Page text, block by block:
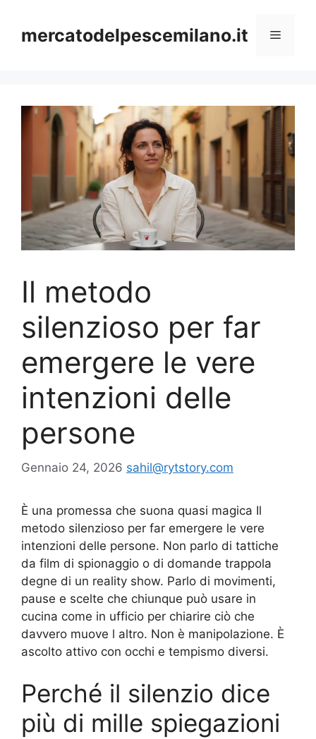
contenuto
mercatodelpescemilano.it Menu
Il metodo
silenzioso per far
emergere le vere
intenzioni delle
persone
Gennaio 24, 2026 sahil@rytstory.com
È una promessa che suona quasi magica Il
metodo silenzioso per far emergere le vere
intenzioni delle persone. Non parlo di tattiche
da film di spionaggio o di domande trappola
degne di un reality show. Parlo di movimenti,
pause e scelte che chiunque può usare in
cucina come in ufficio per chiarire ciò che
davvero muove l altro. Non è manipolazione. È
ascolto attivo con occhi e tempismo diversi.
Perché il silenzio dice
più di mille spiegazioni